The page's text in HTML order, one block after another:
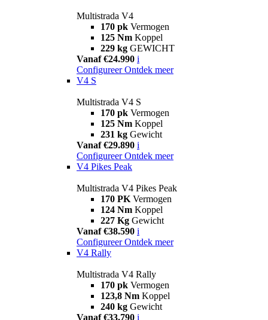
Multistrada V4
170 pk Vermogen
125 Nm Koppel
229 kg GEWICHT
Vanaf €24.990 i
Configureer Ontdek meer
V4 S
Multistrada V4 S
170 pk Vermogen
125 Nm Koppel
231 kg Gewicht
Vanaf €29.890 i
Configureer Ontdek meer
V4 Pikes Peak
Multistrada V4 Pikes Peak
170 PK Vermogen
124 Nm Koppel
227 Kg Gewicht
Vanaf €38.590 i
Configureer Ontdek meer
V4 Rally
Multistrada V4 Rally
170 pk Vermogen
123,8 Nm Koppel
240 kg Gewicht
Vanaf €33.790 i